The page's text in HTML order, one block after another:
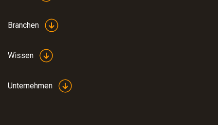
Branchen
Wissen
Unternehmen